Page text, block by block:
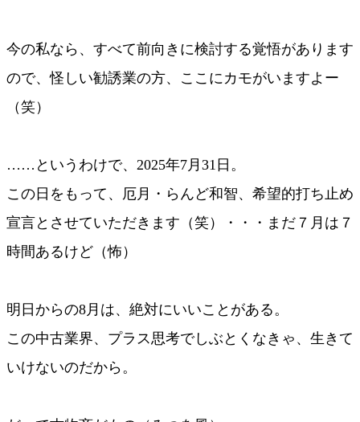
今の私なら、すべて前向きに検討する覚悟があります
ので、怪しい勧誘業の方、ここにカモがいますよー
（笑）
……というわけで、2025年7月31日。
この日をもって、厄月・らんど和智、希望的打ち止め
宣言とさせていただきます（笑）・・・まだ７月は７
時間あるけど（怖）
明日からの8月は、絶対にいいことがある。
この中古業界、プラス思考でしぶとくなきゃ、生きて
いけないのだから。